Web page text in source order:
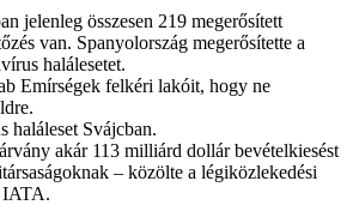
jelenleg összesen 219 megerősített
van. Spanyolország megerősítette a
halálesetet.
Emírségek felkéri lakóit, hogy ne
haláleset Svájcban.
akár 113 milliárd dollár bevételkiesést
– közölte a légiközlekedési
IATA.